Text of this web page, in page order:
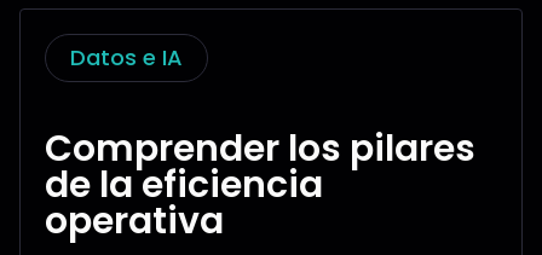
Datos e IA
Comprender los pilares
de la eficiencia
operativa